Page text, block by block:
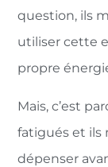
question, ils
utiliser cette
propre
Mais, c’est
fatigués et ils
dépenser